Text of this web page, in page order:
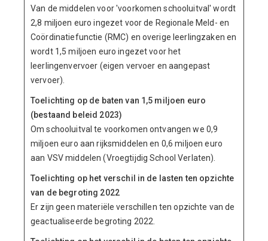
Van de middelen voor 'voorkomen schooluitval' wordt
2,8 miljoen euro ingezet voor de Regionale Meld- en
Coördinatiefunctie (RMC) en overige leerlingzaken en
wordt 1,5 miljoen euro ingezet voor het
leerlingenvervoer (eigen vervoer en aangepast
vervoer).
Toelichting op de baten van 1,5 miljoen euro
(bestaand beleid 2023)
Om schooluitval te voorkomen ontvangen we 0,9
miljoen euro aan rijksmiddelen en 0,6 miljoen euro
aan VSV middelen (Vroegtijdig School Verlaten).
Toelichting op het verschil in de lasten ten opzichte
van de begroting 2022
Er zijn geen materiële verschillen ten opzichte van de
geactualiseerde begroting 2022.